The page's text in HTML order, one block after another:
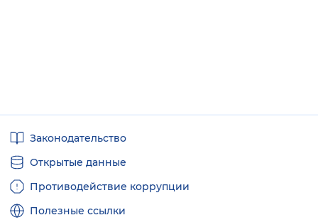
ссылкиЗаконодательство
Открытые данные
Противодействие коррупции
Полезные ссылки